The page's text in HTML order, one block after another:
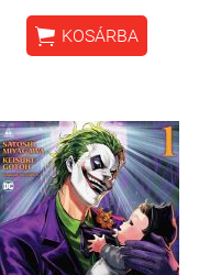
 KOSÁRBA